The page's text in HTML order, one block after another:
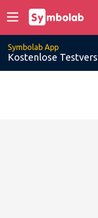
Symbolab App
Kostenlose